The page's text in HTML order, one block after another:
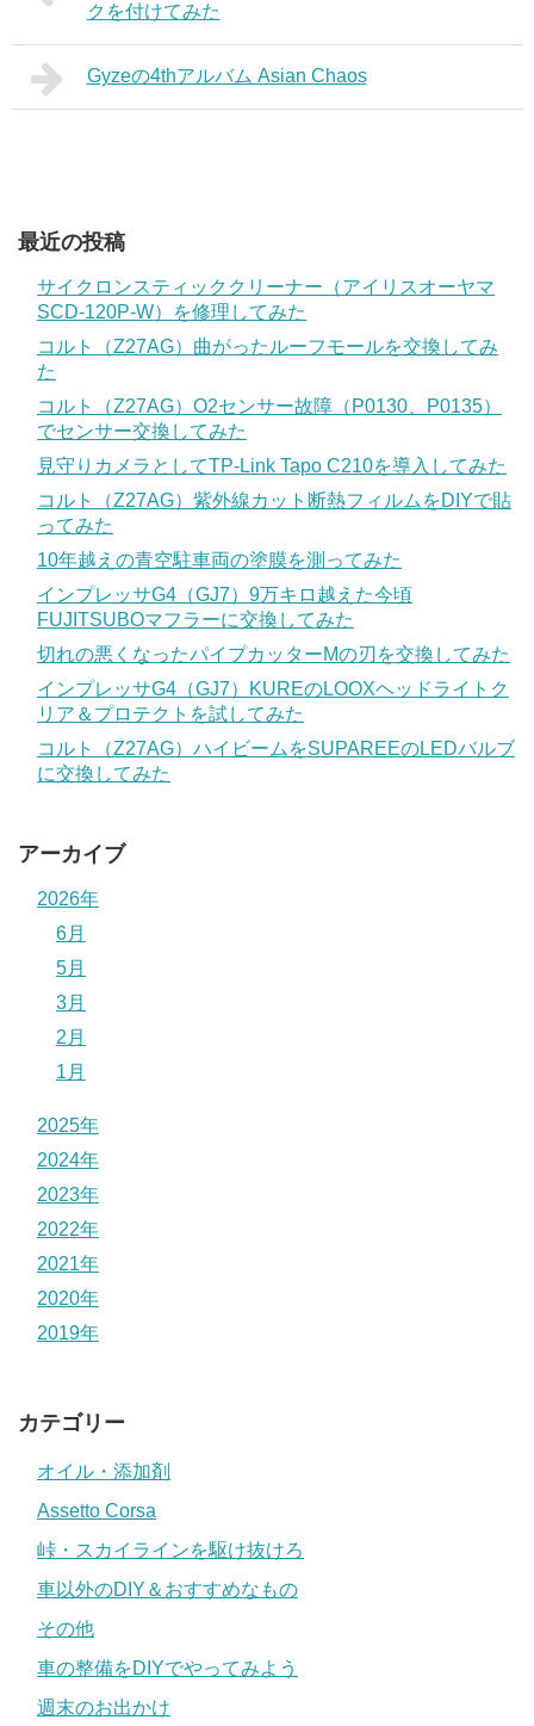
クを付けてみた
Gyzeの4thアルバム Asian Chaos
最近の投稿
サイクロンスティッククリーナー（アイリスオーヤマ
SCD-120P-W）を修理してみた
コルト（Z27AG）曲がったルーフモールを交換してみ
た
コルト（Z27AG）O2センサー故障（P0130、P0135）
でセンサー交換してみた
見守りカメラとしてTP-Link Tapo C210を導入してみた
コルト（Z27AG）紫外線カット断熱フィルムをDIYで貼
ってみた
10年越えの青空駐車両の塗膜を測ってみた
インプレッサG4（GJ7）9万キロ越えた今頃
FUJITSUBOマフラーに交換してみた
切れの悪くなったパイプカッターMの刃を交換してみた
インプレッサG4（GJ7）KUREのLOOXヘッドライトク
リア＆プロテクトを試してみた
コルト（Z27AG）ハイビームをSUPAREEのLEDバルブ
に交換してみた
アーカイブ
2026年
6月
5月
3月
2月
1月
2025年
2024年
2023年
2022年
2021年
2020年
2019年
カテゴリー
オイル・添加剤
Assetto Corsa
峠・スカイラインを駆け抜けろ
車以外のDIY＆おすすめなもの
その他
車の整備をDIYでやってみよう
週末のお出かけ